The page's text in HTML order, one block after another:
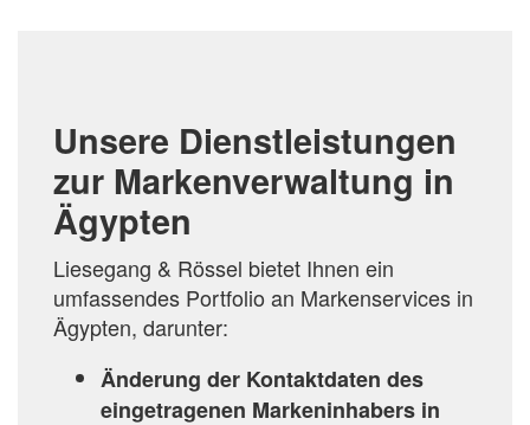
Unsere Dienstleistungen
zur Markenverwaltung in
Ägypten
Liesegang & Rössel bietet Ihnen ein
umfassendes Portfolio an Markenservices in
Ägypten, darunter:
Änderung der Kontaktdaten des
eingetragenen Markeninhabers in